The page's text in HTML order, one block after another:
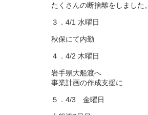
たくさんの断捨離をしました。
３．4/1 水曜日
秋保にて内勤
４．4/2 木曜日
岩手県大船渡へ
事業計画の作成支援に
５．4/3 金曜日